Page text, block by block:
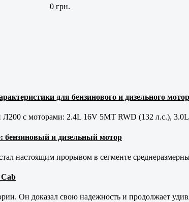
0 грн.
для бензинового и дизельного
с моторами: 2.4L 16V 5MT RWD (132 л.с.),
бензиновый и дизельный мотор
настоящим прорывом в сегменте
Cab
Он доказал свою надежность и продолжает